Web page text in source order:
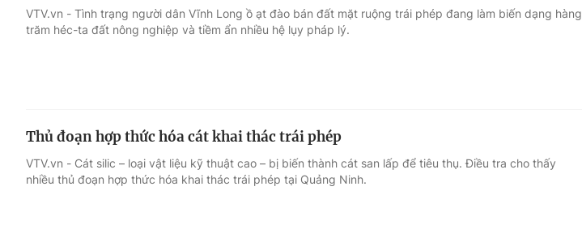
Thế giới đó đây
Thị trường
VTV.vn - Tình trạng người dân Vĩnh Long ồ ạt đào bán đất mặt ruộng trái phép đang làm biến dạng hàng
trăm héc-ta đất nông nghiệp và tiềm ẩn nhiều hệ lụy pháp lý.
Thủ đoạn hợp thức hóa cát khai thác trái phép
VTV.vn - Cát silic – loại vật liệu kỹ thuật cao – bị biến thành cát san lấp để tiêu thụ. Điều tra cho thấy
nhiều thủ đoạn hợp thức hóa khai thác trái phép tại Quảng Ninh.